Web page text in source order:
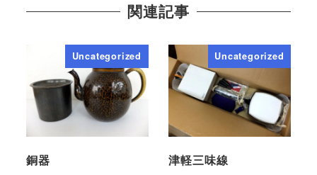
関連記事
Uncategorized
銅器
Uncategorized
津軽三味線